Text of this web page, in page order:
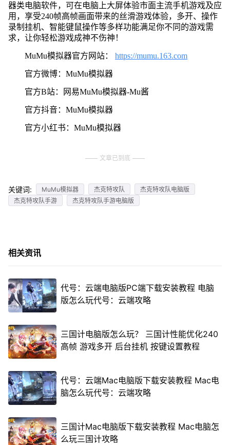
器类电脑软件，可在电脑上大屏体验市面主流手机游戏及应
用，享受240帧高帧画面带来的丝滑游戏体验，多开、操作
录制挂机、智能键鼠操作等多样功能满足你不同的游戏需
求，让你轻松游戏成神不伤神！
MuMu模拟器官方网站： https://mumu.163.com
官方微博：MuMu模拟器
官方B站：网易MuMu模拟器-Mu酱
官方抖音：MuMu模拟器
官方小红书：MuMu模拟器
文章已到底
关键词: MuMu模拟器 杰克特攻队
杰克特攻队电脑版
杰克特攻队手游
杰克特攻队手游电脑版
相关资讯
代号：云端电脑版PC端下载安装教程 电脑
版怎么玩代号：云端攻略
三国计电脑版怎么玩？ 三国计性能优化240
高帧 游戏多开 后台挂机 按键设置教程
代号：云端Mac电脑版下载安装教程 Mac电
脑怎么玩代号：云端攻略
三国计Mac电脑版下载安装教程 Mac电脑怎
么玩三国计攻略